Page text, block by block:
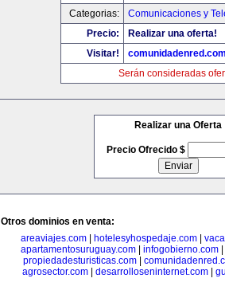
Categorias:
Comunicaciones y
Precio:
Realizar una oferta!
Visitar!
Serán consideradas
Realizar una Oferta
Precio Ofrecido $
Otros dominios en venta:
areaviajes.com
hotelesyhospedaje.com
apartamentosuruguay.com
infogobierno.com
propiedadesturisticas.com|
agrosector.com
desarrolloseninternet.com